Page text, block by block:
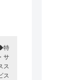
特
サ
ス
ス